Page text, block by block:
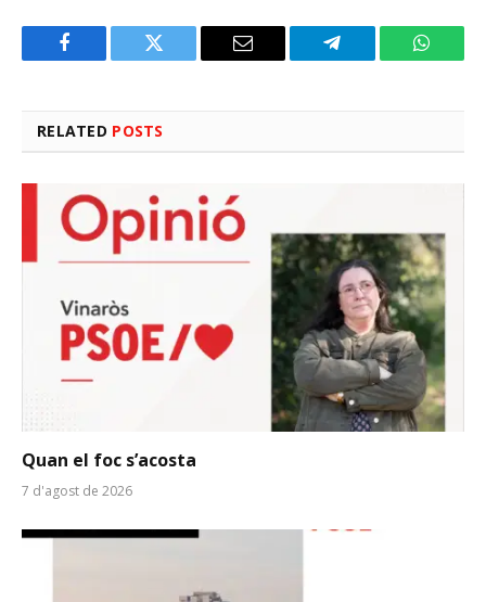
Facebook Twitter Email Telegram
RELATED POSTS
Quan el foc s’acosta
7 d'agost de 2026